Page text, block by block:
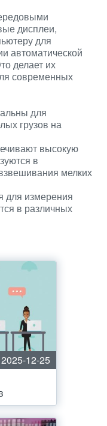
дисплеи,
для
автоматической
делает их
современных
для
грузов на
высокую
в
мелких
для измерения
в различных
2025-12-25